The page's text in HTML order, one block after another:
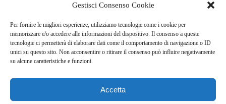
Gestisci Consenso Cookie
Per fornire le migliori esperienze, utilizziamo tecnologie come i cookie per
memorizzare e/o accedere alle informazioni del dispositivo. Il consenso a queste
tecnologie ci permetterà di elaborare dati come il comportamento di navigazione o ID
unici su questo sito. Non acconsentire o ritirare il consenso può influire negativamente
su alcune caratteristiche e funzioni.
Accetta
About this website
Finance-Bullet.it ogni giorno trova per te le notizie più
rilevanti in ambito finanziario.
Address:
VIA USODIMARE 3 - 37138 - VERONA (VR)